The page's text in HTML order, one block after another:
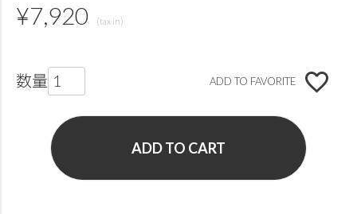
¥7,920
ADD TO FAVORITE
ADD TO CART